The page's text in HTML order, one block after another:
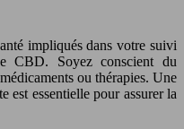
impliqués dans votre suivi
CBD. Soyez conscient du
ou thérapies. Une
est essentielle pour assurer la